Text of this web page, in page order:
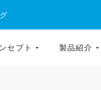
セプト 製品紹介